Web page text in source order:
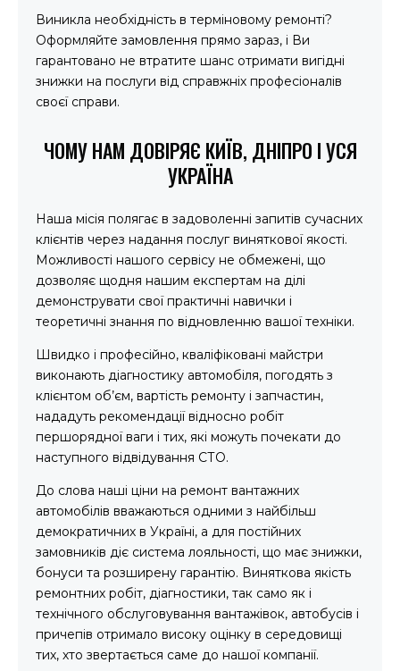
Виникла необхідність в терміновому ремонті?
Оформляйте замовлення прямо зараз, і Ви
гарантовано не втратите шанс отримати вигідні
знижки на послуги від справжніх професіоналів
своєї справи.
ЧОМУ НАМ ДОВІРЯЄ КИЇВ, ДНІПРО І УСЯ
УКРАЇНА
Наша місія полягає в задоволенні запитів сучасних
клієнтів через надання послуг виняткової якості.
Можливості нашого сервісу не обмежені, що
дозволяє щодня нашим експертам на ділі
демонструвати свої практичні навички і
теоретичні знання по відновленню вашої техніки.
Швидко і професійно, кваліфіковані майстри
виконають діагностику автомобіля, погодять з
клієнтом об’єм, вартість ремонту і запчастин,
нададуть рекомендації відносно робіт
першорядної ваги і тих, які можуть почекати до
наступного відвідування СТО.
До слова наші ціни на ремонт вантажних
автомобілів вважаються одними з найбільш
демократичних в Україні, а для постійних
замовників діє система лояльності, що має знижки,
бонуси та розширену гарантію. Виняткова якість
ремонтних робіт, діагностики, так само як і
технічного обслуговування вантажівок, автобусів і
причепів отримало високу оцінку в середовищі
тих, хто звертається саме до нашої компанії.